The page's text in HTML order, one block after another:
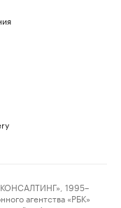
1995–
агентства «РБК»